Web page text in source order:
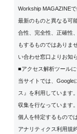
Workship MAGAZINE
最新のものと異なる可
合性、完全性、正確性
もするものではありま
い合わせ窓口よりお知
■アクセス解析ツール
当サイトでは、Google
ス』を利用しています
収集を行なっています
個人を特定するもので
アナリティクス利用規